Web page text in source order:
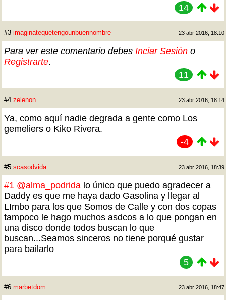
14
#3 imaginatequetengounbuennombre 23 abr 2016, 18:10
Para ver este comentario debes Inciar Sesión o
Registrarte.
11
#4 zelenon 23 abr 2016, 18:14
Ya, como aquí nadie degrada a gente como Los
gemeliers o Kiko Rivera.
-4
#5 scasodvida 23 abr 2016, 18:39
#1 @alma_podrida lo único que puedo agradecer a
Daddy es que me haya dado Gasolina y llegar al
LImbo para los que Somos de Calle y con dos copas
tampoco le hago muchos asdcos a lo que pongan en
una disco donde todos buscan lo que
buscan...Seamos sinceros no tiene porqué gustar
para bailarlo
5
#6 marbetdom 23 abr 2016, 18:47